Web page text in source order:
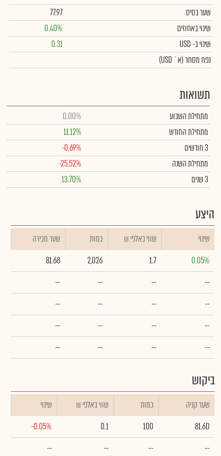
שער בסיס
77.97
שינוי באחוזים
0.40%
שינויב- USD
0.31
נפח מסחר(א` USD)
תשואות
מתחילת השבוע
0.00%
מתחילת החודש
11.12%
3 חודשים
-0.69%
מתחילת השנה
-25.52%
3 שנים
13.70%
היצע
שינוי ₪ שווי באלפי כמות
שער מכירה
0.05%
1.7
2,026
81.68
--
--
--
--
--
--
--
--
--
--
--
--
--
--
--
--
ביקוש
שער קניה כמות ₪ שווי באלפי
שינוי
81.60
100
0.1
-0.05%
--
--
--
--